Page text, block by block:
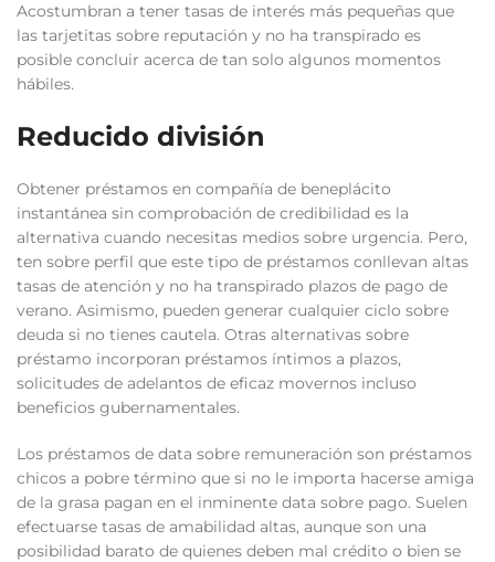
Acostumbran a tener tasas de interés más pequeñas que
las tarjetitas sobre reputación y no ha transpirado es
posible concluir acerca de tan solo algunos momentos
hábiles.
Reducido división
Obtener préstamos en compañía de beneplácito
instantánea sin comprobación de credibilidad es la
alternativa cuando necesitas medios sobre urgencia. Pero,
ten sobre perfil que este tipo de préstamos conllevan altas
tasas de atención y no ha transpirado plazos de pago de
verano. Asimismo, pueden generar cualquier ciclo sobre
deuda si no tienes cautela. Otras alternativas sobre
préstamo incorporan préstamos íntimos a plazos,
solicitudes de adelantos de eficaz movernos incluso
beneficios gubernamentales.
Los préstamos de data sobre remuneración son préstamos
chicos a pobre término que si no le importa hacerse amiga
de la grasa pagan en el inminente data sobre pago. Suelen
efectuarse tasas de amabilidad altas, aunque son una
posibilidad barato de quienes deben mal crédito o bien se